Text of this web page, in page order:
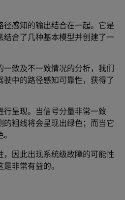
径感知的输出结合在一起。它是
结合了几种基本模型并创建了一
致及不一致情况的分析，我们
中的路径感知可靠性，获得了
行呈现。当信号分量非常一致
的粗线将会呈现出绿色；而当它
，因此出现系统级故障的可能性
非常有益的。